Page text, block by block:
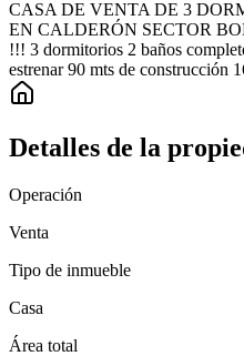
CASA DE VENTA DE 3
EN CALDERÓN SECTOR
!!! 3 dormitorios 2 baños
estrenar 90 mts de construcción
Detalles de la
Operación
Venta
Tipo de inmueble
Casa
Área total